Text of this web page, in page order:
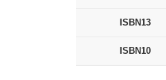
ISBN13
ISBN10